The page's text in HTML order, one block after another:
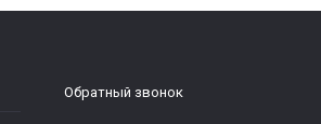
Обратный звонок